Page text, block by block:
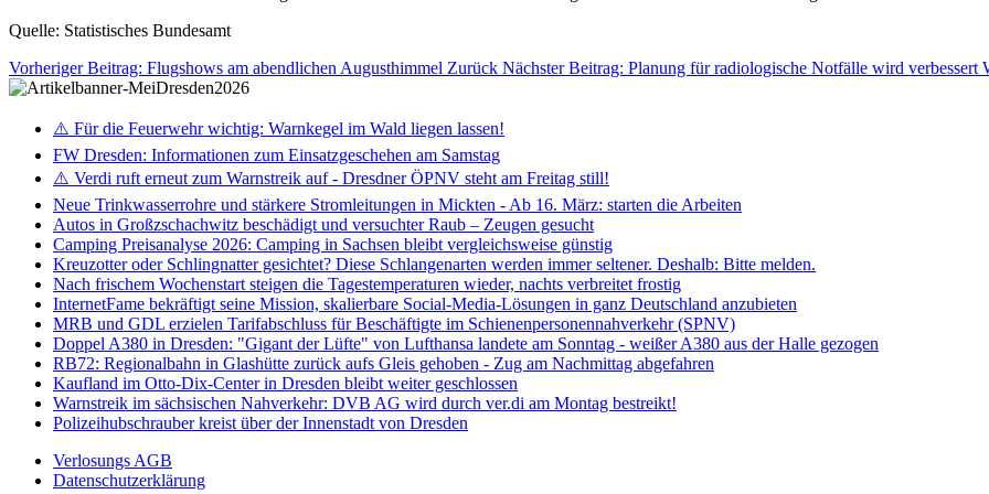
Quelle: Statistisches Bundesamt
Vorheriger Beitrag: Flugshows am abendlichen Augusthimmel Zurück Nächster Beitrag: Planung für radiologische Notfälle wird verbessert
⚠️ Für die Feuerwehr wichtig: Warnkegel im Wald liegen lassen!
FW Dresden: Informationen zum Einsatzgeschehen am Samstag
⚠️ Verdi ruft erneut zum Warnstreik auf - Dresdner ÖPNV steht am Freitag still!
Neue Trinkwasserrohre und stärkere Stromleitungen in Mickten - Ab 16. März: starten die Arbeiten
Autos in Großzschachwitz beschädigt und versuchter Raub – Zeugen gesucht
Camping Preisanalyse 2026: Camping in Sachsen bleibt vergleichsweise günstig
Kreuzotter oder Schlingnatter gesichtet? Diese Schlangenarten werden immer seltener. Deshalb: Bitte melden.
Nach frischem Wochenstart steigen die Tagestemperaturen wieder, nachts verbreitet frostig
InternetFame bekräftigt seine Mission, skalierbare Social-Media-Lösungen in ganz Deutschland anzubieten
MRB und GDL erzielen Tarifabschluss für Beschäftigte im Schienenpersonennahverkehr (SPNV)
Doppel A380 in Dresden: "Gigant der Lüfte" von Lufthansa landete am Sonntag - weißer A380 aus der Halle gezogen
RB72: Regionalbahn in Glashütte zurück aufs Gleis gehoben - Zug am Nachmittag abgefahren
Kaufland im Otto-Dix-Center in Dresden bleibt weiter geschlossen
Warnstreik im sächsischen Nahverkehr: DVB AG wird durch ver.di am Montag bestreikt!
Polizeihubschrauber kreist über der Innenstadt von Dresden
Verlosungs AGB
Datenschutzerklärung